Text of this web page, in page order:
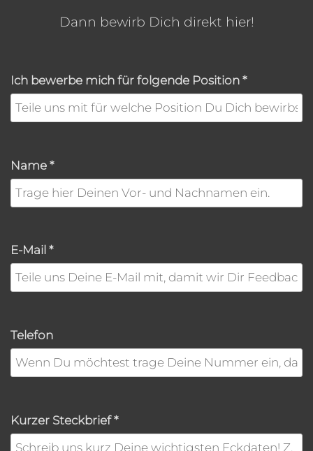
Dann bewirb Dich direkt hier!
Ich bewerbe mich für folgende Position *
Name *
E-Mail *
Telefon
Kurzer Steckbrief*